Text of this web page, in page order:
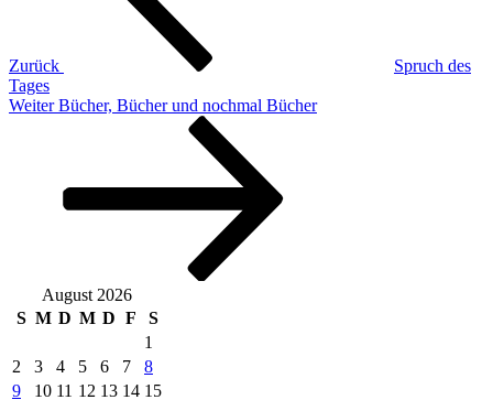
Zurück
Spruch des
Tages
Nächster
Weiter Bücher, Bücher und nochmal Bücher
August 2026
S M D M D F
S
1
2
3 4 5 6 7
8
9
10 11 12 13 14 15